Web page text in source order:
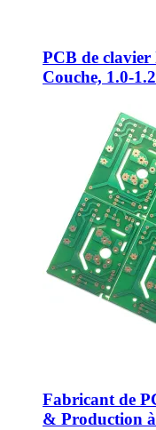
PCB de clavier
Couche, 1.0-
Fabricant de
& Production